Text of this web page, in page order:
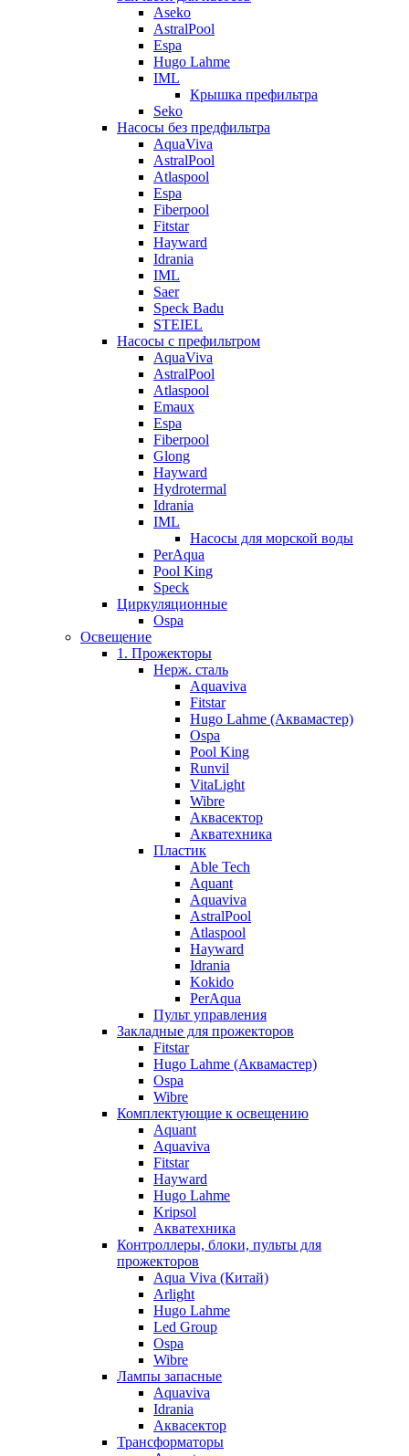
Aseko
AstralPool
Espa
Hugo Lahme
IML
Крышка префильтра
Seko
Насосы без предфильтра
AquaViva
AstralPool
Atlaspool
Espa
Fiberpool
Fitstar
Hayward
Idrania
IML
Saer
Speck Badu
STEIEL
Насосы с префильтром
AquaViva
AstralPool
Atlaspool
Emaux
Espa
Fiberpool
Glong
Hayward
Hydrotermal
Idrania
IML
Насосы для морской воды
PerAqua
Pool King
Speck
Циркуляционные
Ospa
Освещение
1. Прожекторы
Нерж. сталь
Aquaviva
Fitstar
Hugo Lahme (Аквамастер)
Ospa
Pool King
Runvil
VitaLight
Wibre
Аквасектор
Акватехника
Пластик
Able Tech
Aquant
Aquaviva
AstralPool
Atlaspool
Hayward
Idrania
Kokido
PerAqua
Пульт управления
Закладные для прожекторов
Fitstar
Hugo Lahme (Аквамастер)
Ospa
Wibre
Комплектующие к освещению
Aquant
Aquaviva
Fitstar
Hayward
Hugo Lahme
Kripsol
Акватехника
Контроллеры, блоки, пульты для
прожекторов
Aqua Viva (Китай)
Arlight
Hugo Lahme
Led Group
Ospa
Wibre
Лампы запасные
Aquaviva
Idrania
Аквасектор
Трансформаторы